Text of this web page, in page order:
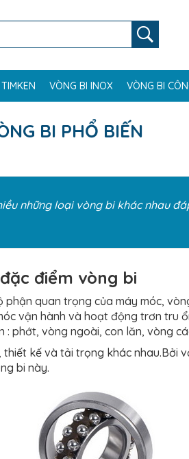
VÒNG BI INOX VÒNG BI
BI PHỔ BIẾN
những loại vòng bi khác nhau
điểm vòng bi
quan trọng của máy móc,
vận hành và hoạt động trơn tru
: phớt, vòng ngoài, con lăn, vòng
thiết kế và tải trọng khác nhau.Bởi
bi này.